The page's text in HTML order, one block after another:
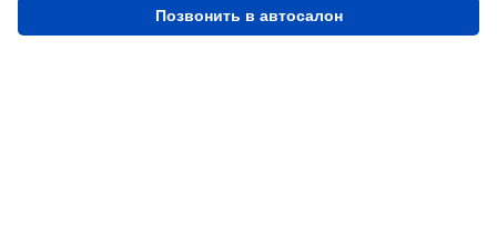
Позвонить в автосалон